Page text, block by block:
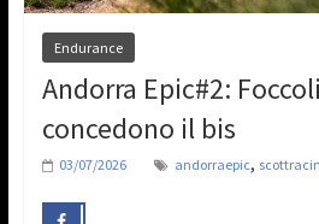
Endurance
Andorra Epic#2:
concedono il bis
03/07/2026 andorraepic,